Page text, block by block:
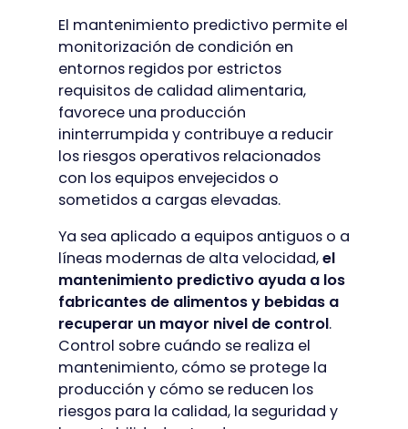
El mantenimiento predictivo permite el
monitorización de condición en
entornos regidos por estrictos
requisitos de calidad alimentaria,
favorece una producción
ininterrumpida y contribuye a reducir
los riesgos operativos relacionados
con los equipos envejecidos o
sometidos a cargas elevadas.
Ya sea aplicado a equipos antiguos o a
líneas modernas de alta velocidad,el
mantenimiento predictivo ayuda a los
fabricantes de alimentos y bebidas a
recuperar un mayor nivel de control.
Control sobre cuándo se realiza el
mantenimiento, cómo se protege la
producción y cómo se reducen los
riesgos para la calidad, la seguridad y